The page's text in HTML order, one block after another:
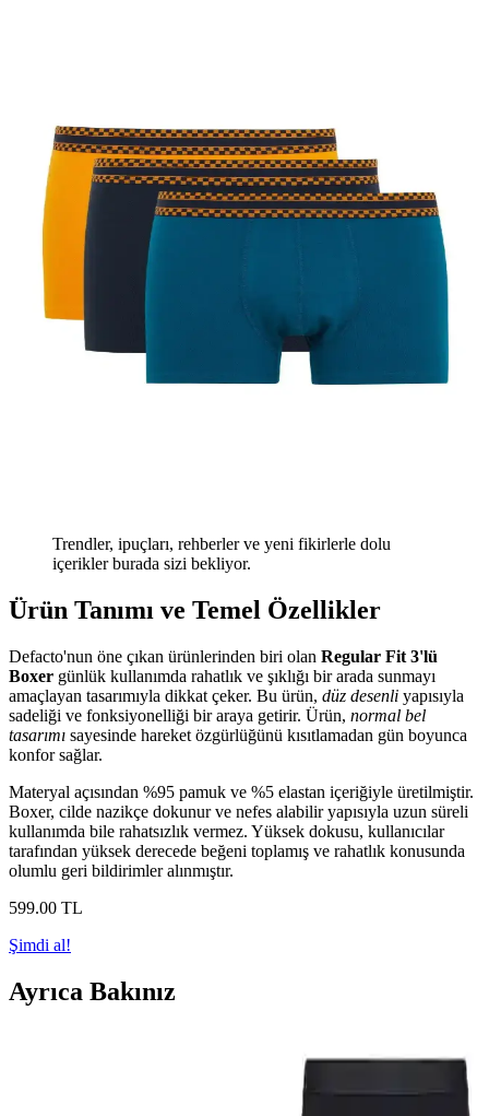
Trendler, ipuçları, rehberler ve yeni fikirlerle dolu
içerikler burada sizi bekliyor.
Ürün Tanımı ve Temel Özellikler
Defacto'nun öne çıkan ürünlerinden biri olan Regular Fit 3'lü
Boxer günlük kullanımda rahatlık ve şıklığı bir arada sunmayı
amaçlayan tasarımıyla dikkat çeker. Bu ürün, düz desenli yapısıyla
sadeliği ve fonksiyonelliği bir araya getirir. Ürün, normal bel
tasarımı sayesinde hareket özgürlüğünü kısıtlamadan gün boyunca
konfor sağlar.
Materyal açısından %95 pamuk ve %5 elastan içeriğiyle üretilmiştir.
Boxer, cilde nazikçe dokunur ve nefes alabilir yapısıyla uzun süreli
kullanımda bile rahatsızlık vermez. Yüksek dokusu, kullanıcılar
tarafından yüksek derecede beğeni toplamış ve rahatlık konusunda
olumlu geri bildirimler alınmıştır.
599.00 TL
Şimdi al!
Ayrıca Bakınız
Cnt Erkek Esnek Kumaş Siyah Boxer İnceleme ve